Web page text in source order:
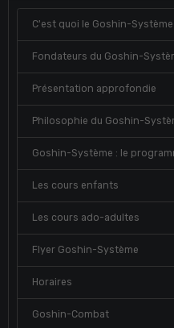
C'est quoi le Goshin-
Fondateurs du Goshin-
Présentation approfondie
Philosophie du Goshin-
Goshin-Système : le
Les cours enfants
Les cours ado-adultes
Flyer Goshin-Système
Horaires
Goshin-Combat